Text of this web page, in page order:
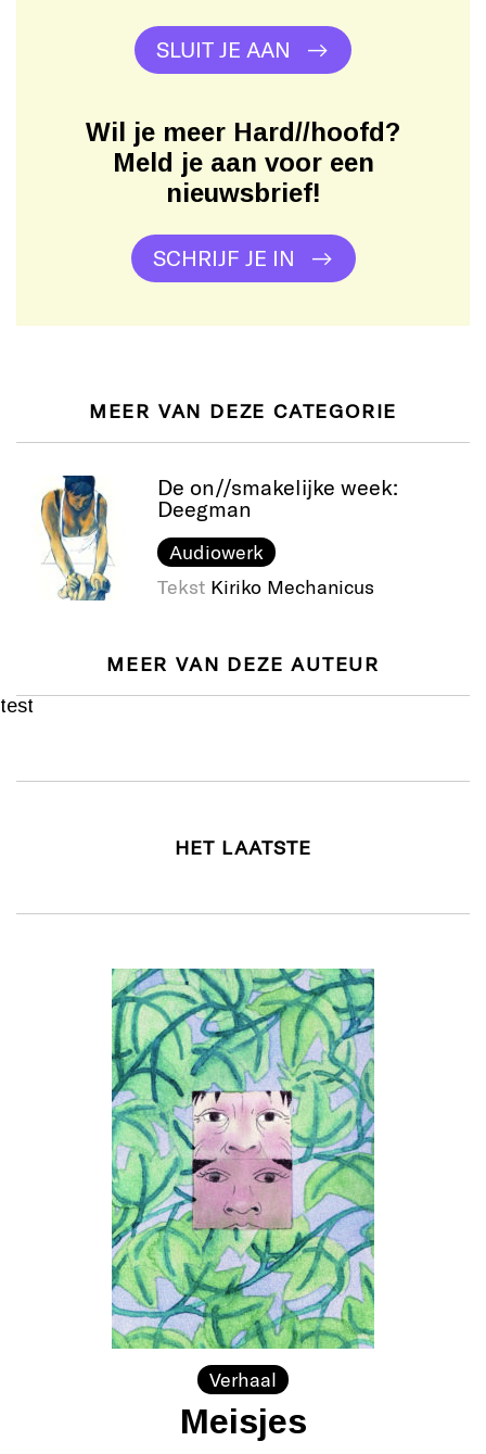
SLUIT JE AAN
Wil je meer Hard//hoofd?
Meld je aan voor een
nieuwsbrief!
SCHRIJF JE IN
MEER VAN DEZE CATEGORIE
De on//smakelijke week:
Deegman
Audiowerk
Tekst Kiriko Mechanicus
MEER VAN DEZE AUTEUR
test
HET LAATSTE
Verhaal
Meisjes